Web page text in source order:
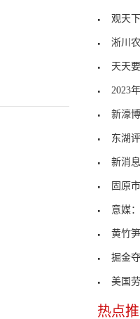
观天下
淅川农
天天
2023年
新濠博
东湖
新消
固原
意媒：
黄竹
掘金
美国劳
热点